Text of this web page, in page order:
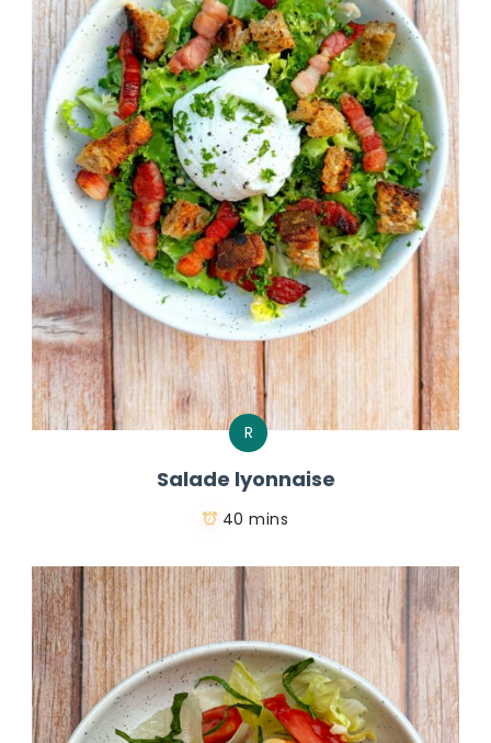
R
Salade lyonnaise
40 mins